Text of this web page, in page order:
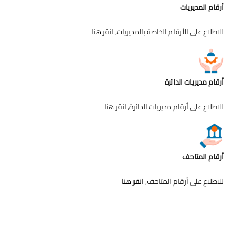
أرقام المديريات
للاطلاع على الأرقام الخاصة بالمديريات,انقر هنا
أرقام مديريات الدائرة
للاطلاع على أرقام مديريات الدائرة,انقر هنا
أرقام المتاحف
للاطلاع على أرقام المتاحف,انقر هنا